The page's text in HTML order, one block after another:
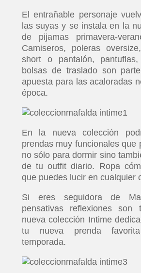
El entrañable personaje
las suyas y se instala en la
de pijamas primavera-
Camiseros, poleras
short o pantalón,
bolsas de traslado son
apuesta para las acaloradas
época.
En la nueva colección
prendas muy funcionales que
no sólo para dormir sino
de tu outfit diario. Ropa
que puedes lucir en cualquier
Si eres seguidora de
pensativas reflexiones son
nueva colección Intime
tu nueva prenda
temporada.